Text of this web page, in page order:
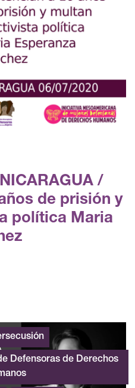
/
de prisión y
política Maria
Defensoras de Derechos